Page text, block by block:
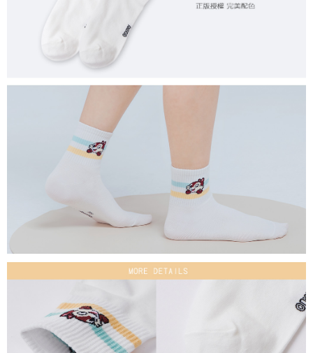
每筆NT$80，滿NT$899(含以上)免運費
付款後7-11取貨
每筆NT$85，滿NT$859(含以上)免運費